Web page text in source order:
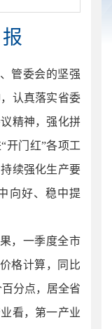
管委会的坚强
认真落实省委
精神，强化拼
开门红”各项工
续强化生产要
向好、稳中提
，一季度全市
格计算，同比
分点，居全省
看，第一产业